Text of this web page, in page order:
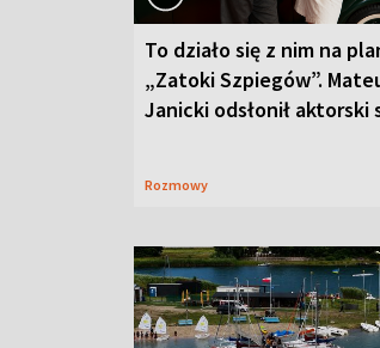
To działo się z nim na
„Zatoki Szpiegów”.
Janicki odsłonił aktorski
Rozmowy